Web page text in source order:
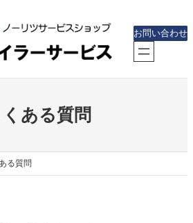
お問い合わせ
くある質問
る質問